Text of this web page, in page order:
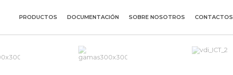
PRODUCTOS DOCUMENTACIÓN SOBRE NOSOTROS CONTACTOS